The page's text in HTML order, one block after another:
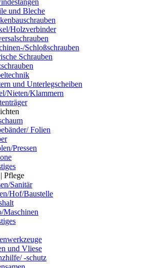
und Bleche
Holzverbinder
Schloßschrauben
Schrauben
und Unterlegscheiben
Nieten/Klammern
Folien
Pressen
Pflege
Sanitär
Hof/Baustelle
Maschinen
und Vliese
-schutz